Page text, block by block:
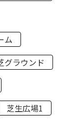
ム
グラウンド
芝生広場1